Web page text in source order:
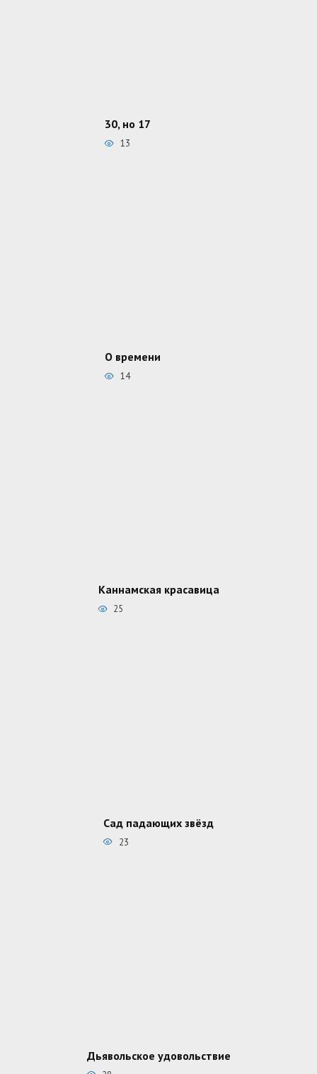
30, но 17
13
О времени
14
Каннамская красавица
25
Сад падающих звёзд
23
Дьявольское удовольствие